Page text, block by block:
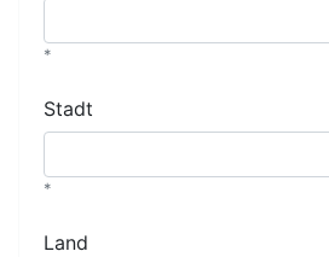
*
Stadt
*
Land